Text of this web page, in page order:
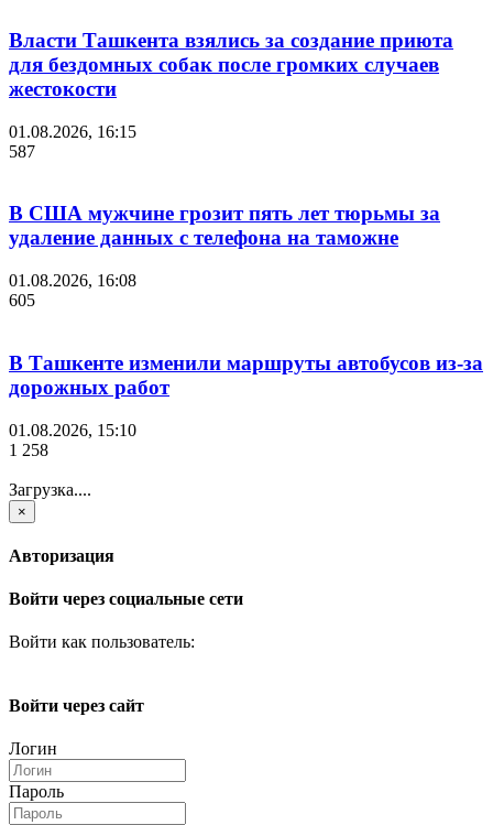
Власти Ташкента взялись за создание приюта
для бездомных собак после громких случаев
жестокости
01.08.2026, 16:15
587
В США мужчине грозит пять лет тюрьмы за
удаление данных с телефона на таможне
01.08.2026, 16:08
605
В Ташкенте изменили маршруты автобусов из-за
дорожных работ
01.08.2026, 15:10
1 258
Загрузка....
×
Авторизация
Войти через социальные сети
Войти как пользователь:
Войти через сайт
Логин
Пароль